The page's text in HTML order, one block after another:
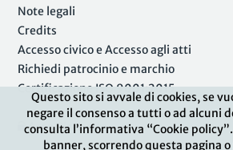
Questo sito si avvale di cookies, se
negare il consenso a tutti o ad alcuni
consulta l’informativa “Cookie
banner, scorrendo questa pagina
Note legali
Credits
Accesso civico e Accesso agli atti
Richiedi patrocinio e marchio
Certificazione ISO 9001:2015
Area Riservata